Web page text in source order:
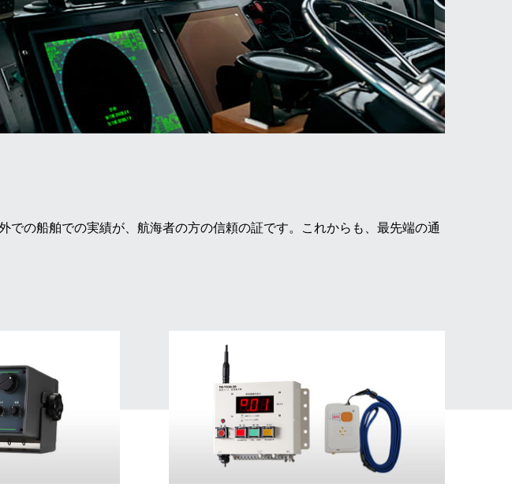
での船舶での実績が、航海者の方の信頼の証です。これからも、最先端の通